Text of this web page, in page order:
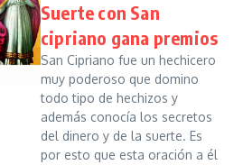
Suerte con San
cipriano gana premios
San Cipriano fue un hechicero
muy poderoso que domino
todo tipo de hechizos y
además conocía los secretos
del dinero y de la suerte. Es
por esto que esta oración a él